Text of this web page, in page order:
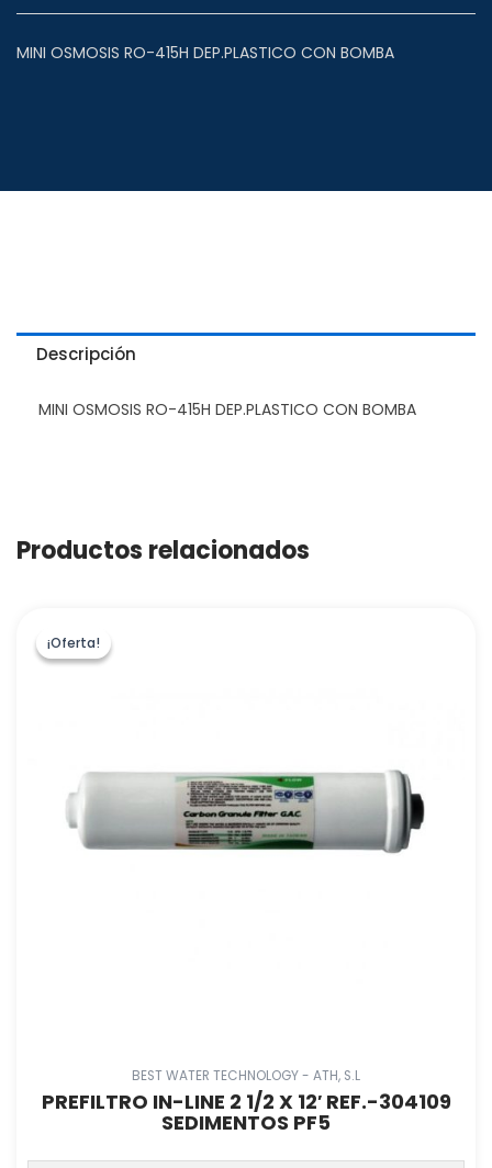
MINI OSMOSIS RO-415H DEP.PLASTICO CON BOMBA
Descripción
MINI OSMOSIS RO-415H DEP.PLASTICO CON BOMBA
Productos relacionados
¡Oferta!
¡Oferta!
BEST WATER TECHNOLOGY - ATH, S.L
PREFILTRO IN-LINE 2 1/2 X 12′ REF.-304109
SEDIMENTOS PF5